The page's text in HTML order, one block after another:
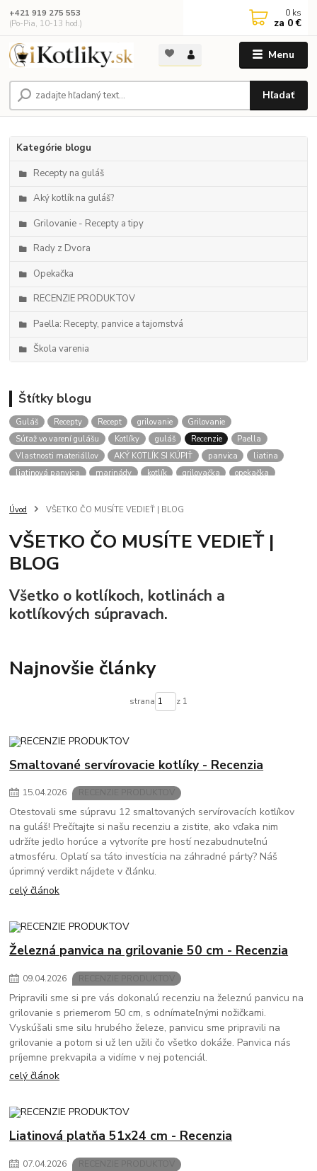
Menu
Hľadať
+421 919 275 553
(Po-Pia, 10-13 hod.)
0 ks
za 0 €
Kategórie blogu
Recepty na guláš
Aký kotlík na guláš?
Grilovanie - Recepty a tipy
Rady z Dvora
Opekačka
RECENZIE PRODUKTOV
Paella: Recepty, panvice a tajomstvá
Škola varenia
Štítky blogu
Guláš Recepty Recept grilovanie
Grilovanie
Súťaž vo varení gulášu
Kotlíky guláš Recenzie
Paella
Vlastnosti materiállov
AKÝ KOTLÍK SI KÚPIŤ panvica
liatina
liatinová panvica
marinády kotlík grilovačka
opekačka
RADY
Úvod VŠETKO ČO MUSÍTE VEDIEŤ | BLOG
VŠETKO ČO MUSÍTE VEDIEŤ |
BLOG
Všetko o kotlíkoch, kotlinách a
kotlíkových súpravach.
Najnovšie články
strana z 1
Smaltované servírovacie kotlíky - Recenzia
15.04.2026
Otestovali sme súpravu 12 smaltovaných servírovacích kotlíkov
na guláš! Prečítajte si našu recenziu a zistite, ako vďaka nim
udržíte jedlo horúce a vytvoríte pre hostí nezabudnuteľnú
atmosféru. Oplatí sa táto investícia na záhradné párty? Náš
úprimný verdikt nájdete v článku.
celý článok
Železná panvica na grilovanie 50 cm - Recenzia
09.04.2026
Pripravili sme si pre vás dokonalú recenziu na železnú panvicu na
grilovanie s priemerom 50 cm, s odnímateľnými nožičkami.
Vyskúšali sme silu hrubého železe, panvicu sme pripravili na
grilovanie a potom si už len užili čo všetko dokáže. Panvica nás
príjemne prekvapila a vidíme v nej potenciál.
celý článok
Liatinová platňa 51x24 cm - Recenzia
07.04.2026